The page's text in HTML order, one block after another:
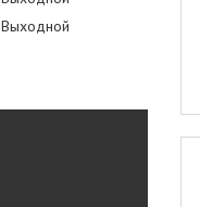
Выходной